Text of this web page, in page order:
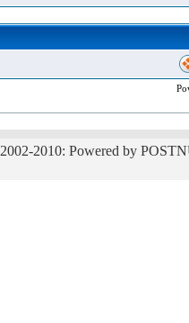
2010: Powered by